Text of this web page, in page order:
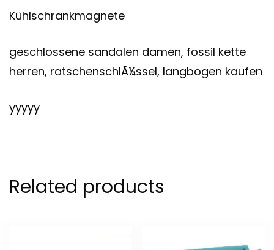
Kühlschrankmagnete
geschlossene sandalen damen, fossil kette
herren, ratschenschlÃ¼ssel, langbogen kaufen
yyyyy
Related products